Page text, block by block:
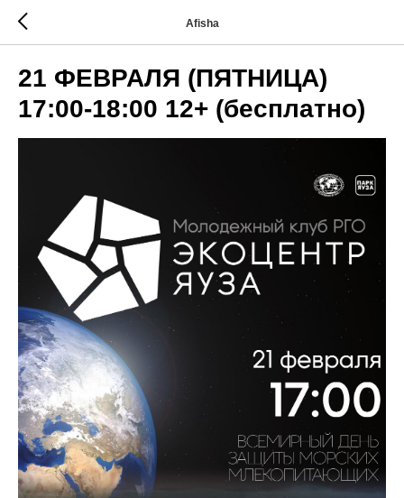
Afisha
21 ФЕВРАЛЯ (ПЯТНИЦА)
17:00-18:00 12+ (бесплатно)